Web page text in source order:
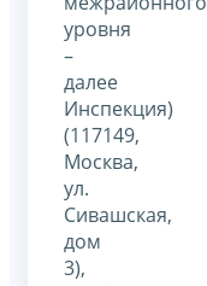
уровня
–
далее
Инспекция)
(117149,
Москва,
ул.
Сивашская,
дом
3),